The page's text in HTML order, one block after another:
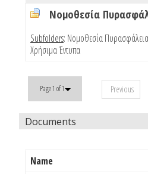
Subfolders: Νομοθεσία
Χρήσιμα Έντυπα
Page 1 of 1 Previous
Documents
Name